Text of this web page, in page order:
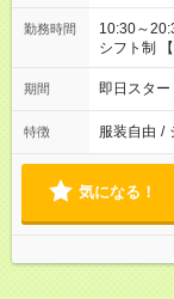
勤務時間
10:30～20:30 実働7.5時間／休憩1.5時間 営業時間
シフト制
期間 即日スター
特徴 服装自由 /
気になる！